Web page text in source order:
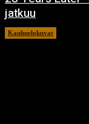
jatkuu
Kauhuelokuvat